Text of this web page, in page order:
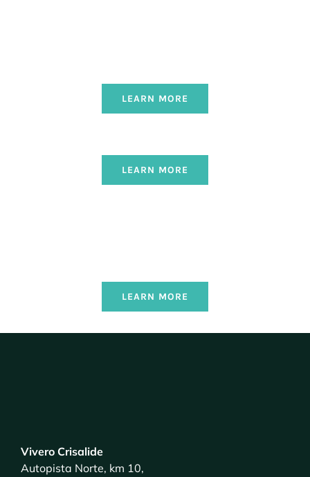
LEARN MORE
LEARN MORE
LEARN MORE
Vivero Crisalide
Autopista Norte, km 10,